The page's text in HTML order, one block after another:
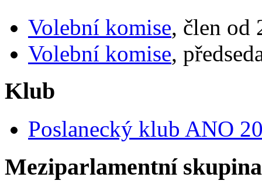
Volební komise, člen od
Volební komise,
Klub
Poslanecký klub ANO
Meziparlamentní